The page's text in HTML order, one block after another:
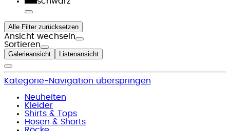
Alle Filter zurücksetzen
Ansicht wechseln
Sortieren
Galerieansicht Listenansicht
Kategorie-Navigation überspringen
Neuheiten
Kleider
Shirts & Tops
Hosen & Shorts